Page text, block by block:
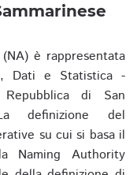
è rappresentata
Dati e Statistica -
Repubblica di San
definizione del
su cui si basa il
Naming Authority